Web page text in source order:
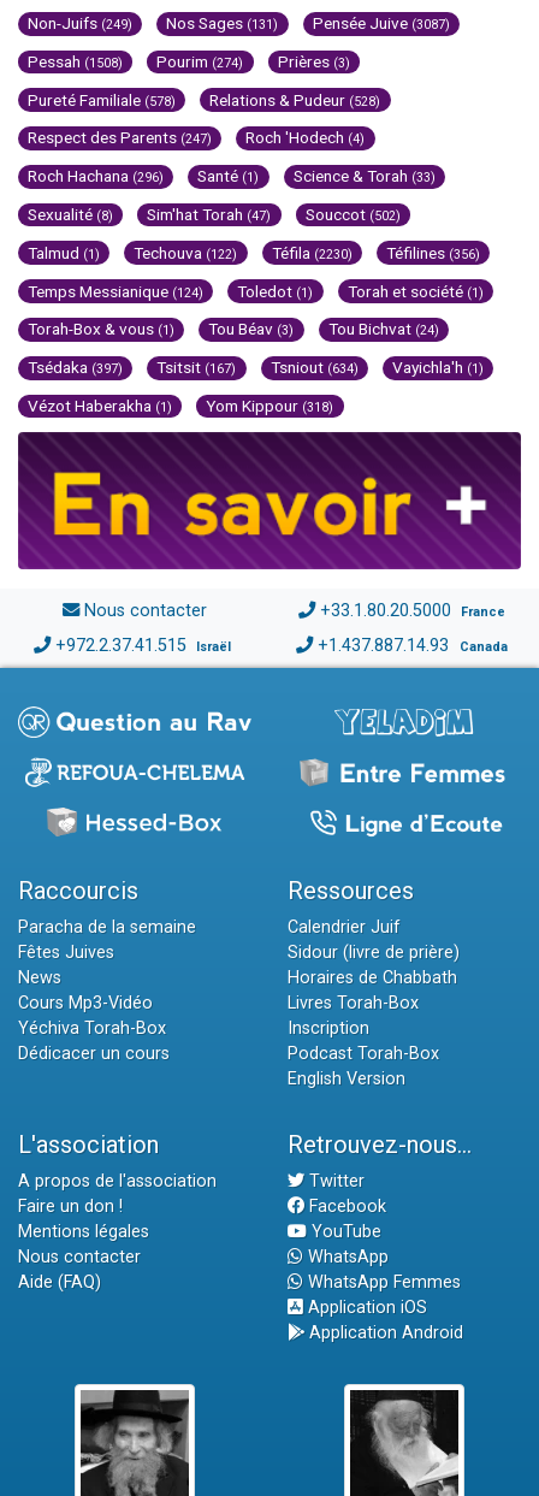
Non-Juifs (249) Nos Sages (131) Pensée Juive (3087)
Pessah (1508) Pourim (274) Prières (3)
Pureté Familiale (578) Relations & Pudeur (528)
Respect des Parents (247) Roch 'Hodech (4)
Roch Hachana (296) Santé (1) Science & Torah (33)
Sexualité (8) Sim'hat Torah (47) Souccot (502)
Talmud (1) Techouva (122) Téfila (2230) Téfilines (356)
Temps Messianique (124) Toledot (1) Torah et société (1)
Torah-Box & vous (1) Tou Béav (3) Tou Bichvat (24)
Tsédaka (397) Tsitsit (167) Tsniout (634) Vayichla'h (1)
Vézot Haberakha (1) Yom Kippour (318)
Nous contacter +33.1.80.20.5000 France
+972.2.37.41.515 Israël +1.437.887.14.93 Canada
Raccourcis
Paracha de la semaine
Fêtes Juives
News
Cours Mp3-Vidéo
Yéchiva Torah-Box
Dédicacer un cours
Ressources
Calendrier Juif
Sidour (livre de prière)
Horaires de Chabbath
Livres Torah-Box
Inscription
Podcast Torah-Box
English Version
L'association
A propos de l'association
Faire un don !
Mentions légales
Nous contacter
Aide (FAQ)
Retrouvez-nous...
Twitter
Facebook
YouTube
WhatsApp
WhatsApp Femmes
Application iOS
Application Android